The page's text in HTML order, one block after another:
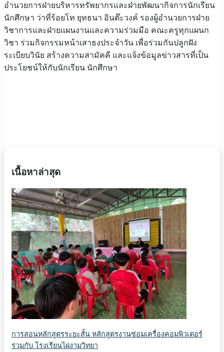
อำนวยการฝ่ายบริหารทรัพยากรและฝ่ายพัฒนากิจการนักเรียน
นักศึกษา ว่าที่ร้อยโท ยุทธนา อินต๊ะวงค์ รองผู้อำนวยการฝ่าย
วิชาการและฝ่ายแผนงานและความร่วมมือ คณะครูทุกแผนก
วิชา ร่วมกิจกรรมหน้าเสาธงประจำวัน เพื่อร่วมกันปลูกฝัง
ระเบียบวินัย สร้างความสามัคคี และแจ้งข้อมูลข่าวสารที่เป็น
ประโยชน์ให้กับนักเรียน นักศึกษา
เนื้อหาล่าสุด
การสอนหลักสูตรระยะสั้น หลักสูตรงานซ่อมเครื่องคอมพิวเตอร์
ร่วมกับ โรงเรียนไผ่งามวิทยา